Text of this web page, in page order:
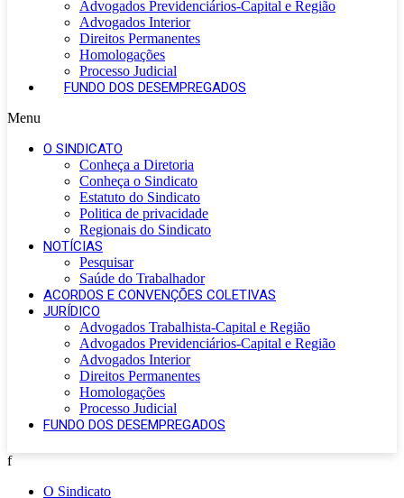
Advogados Previdenciários-Capital e Região
Advogados Interior
Direitos Permanentes
Homologações
Processo Judicial
FUNDO DOS DESEMPREGADOS
Menu
O SINDICATO
Conheça a Diretoria
Conheça o Sindicato
Estatuto do Sindicato
Politica de privacidade
Regionais do Sindicato
NOTÍCIAS
Pesquisar
Saúde do Trabalhador
ACORDOS E CONVENÇÕES COLETIVAS
JURÍDICO
Advogados Trabalhista-Capital e Região
Advogados Previdenciários-Capital e Região
Advogados Interior
Direitos Permanentes
Homologações
Processo Judicial
FUNDO DOS DESEMPREGADOS
f
O Sindicato